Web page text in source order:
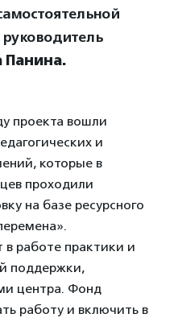
Панина.
проекта вошли
и
которые в
проходили
на базе ресурсного
работе практики и
поддержки,
центра. Фонд
работу и включить в